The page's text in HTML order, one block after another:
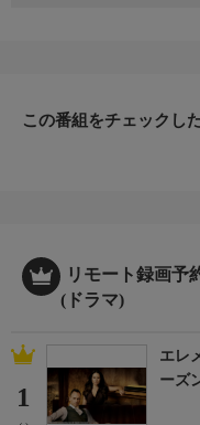
雄（不破万作）の弁護依
優子、藤重政孝、米山
【サブタイトル】
2008年初放送
【話数】
-
この番組をチェックし
リモート録画予
(ドラマ)
1
エレ
ーズ